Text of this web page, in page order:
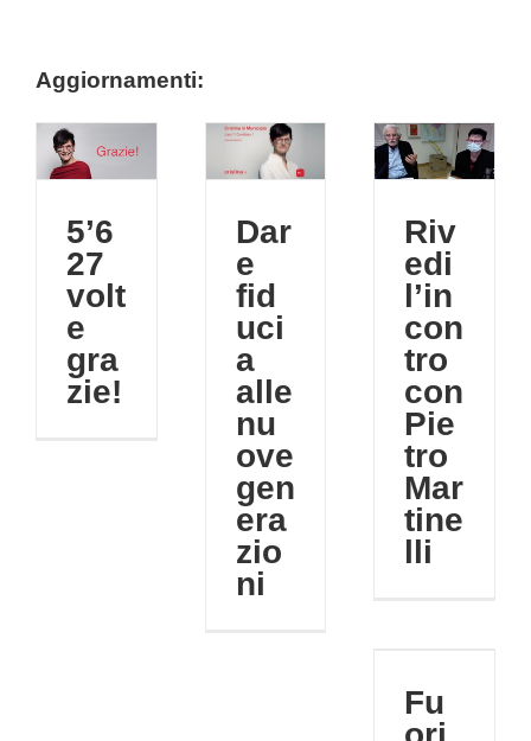
Aggiornamenti:
5’6
27
volt
e
gra
zie!
fiducia
generazioni
Dar
e
fid
uci
a
alle
nu
ove
gen
era
zio
ni
l’incontro
con
Ingegneria
Riv
edi
l’in
con
tro
con
Pie
tro
Mar
tine
lli
Fu